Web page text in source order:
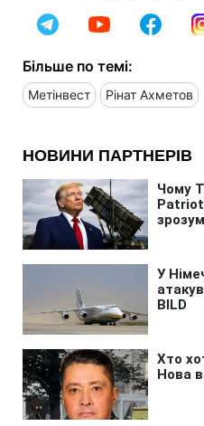
Більше по темі:
Метінвест Рінат Ахметов